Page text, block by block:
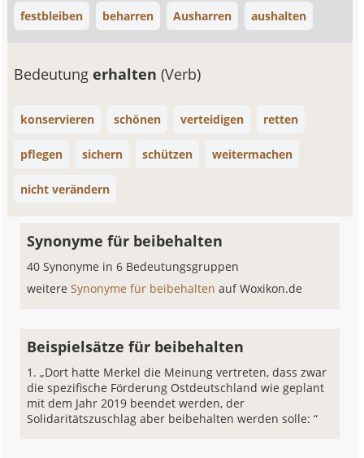
festbleiben beharren Ausharren aushalten
Bedeutungerhalten(Verb)
konservieren schönen verteidigen retten
pflegen sichern schützen weitermachen
nicht verändern
Synonyme für beibehalten
40 Synonyme in 6 Bedeutungsgruppen
weitereSynonyme für beibehaltenauf Woxikon.de
Beispielsätze für beibehalten
„Dort hatte Merkel die Meinung vertreten, dass zwar
die spezifische Förderung Ostdeutschland wie geplant
mit dem Jahr 2019 beendet werden, der
Solidaritätszuschlag aber beibehalten werden solle: “